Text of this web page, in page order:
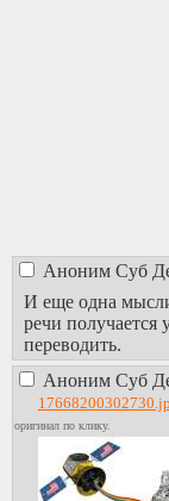
Аноним Суб
И еще одна
речи получается
переводить.
Аноним Суб
оригинал по клику.